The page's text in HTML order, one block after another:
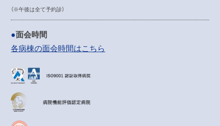
（※午後は全て予約診）
面会時間
各病棟の面会時間はこちら